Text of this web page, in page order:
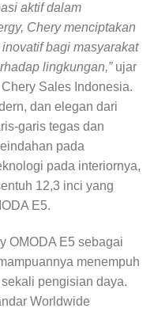
aktif dalam
Chery menciptakan
bagi masyarakat
lingkungan,”ujar
Sales Indonesia.
dan elegan dari
garis tegas dan
pada
pada interiornya,
12,3 inci yang
E5.
OMODA E5 sebagai
menempuh
pengisian daya.
Worldwide